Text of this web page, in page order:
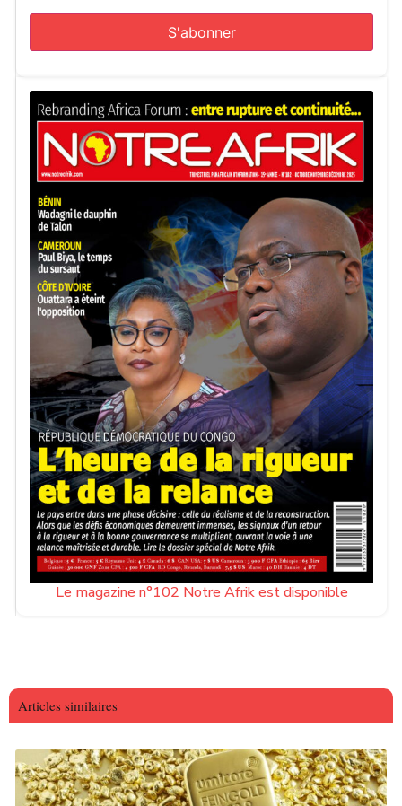
Le magazine n°102 Notre Afrik est disponible
Articles similaires